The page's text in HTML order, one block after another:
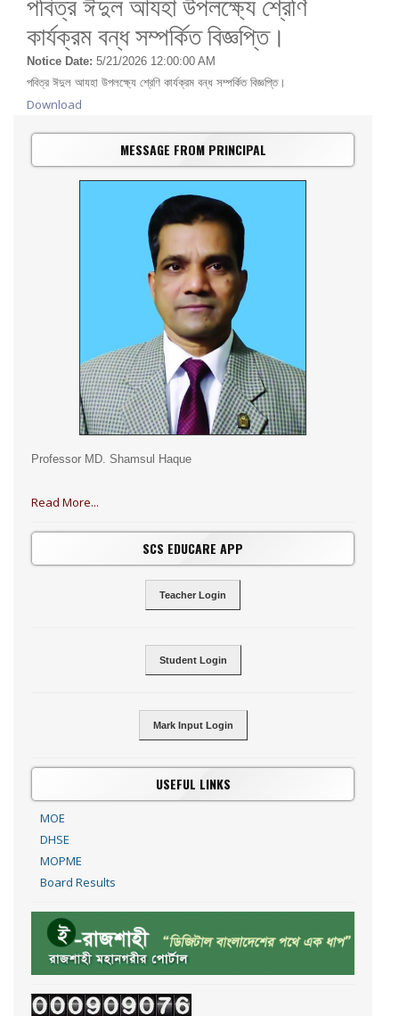
কার্যক্রম বন্ধ সম্পর্কিত বিজ্ঞপ্তি।
Notice Date: 5/21/2026 12:00:00 AM
পবিত্র ঈদুল আযহা উপলক্ষ্যে শ্রেণি কার্যক্রম বন্ধ সম্পর্কিত বিজ্ঞপ্তি।
Download
MESSAGE FROM PRINCIPAL
Professor MD. Shamsul Haque
Read More...
SCS EDUCARE APP
Teacher Login
Student Login
Mark Input Login
USEFUL LINKS
MOE
DHSE
MOPME
Board Results